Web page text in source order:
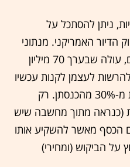
ניתן להסתכל על
האמריקני. מנתוני
ההכנסה, הריבית ומחירי הבתים, עולה שבערך 70 מיליון
לעצמן לקנות עכשיו
בית, תוך שהן מקצות לכך פחות מ-30% מהכנסתן. רק
(כנראה מתוך מחשבה שיש
הכסף מאשר להשקיע אותו
על הביקוש (ומחירי)